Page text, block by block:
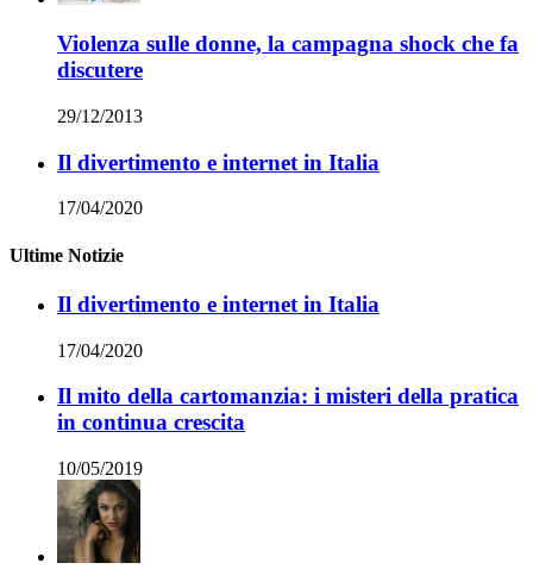
Violenza sulle donne, la campagna shock che fa
discutere
29/12/2013
Il divertimento e internet in Italia
17/04/2020
Ultime Notizie
Il divertimento e internet in Italia
17/04/2020
Il mito della cartomanzia: i misteri della pratica
in continua crescita
10/05/2019